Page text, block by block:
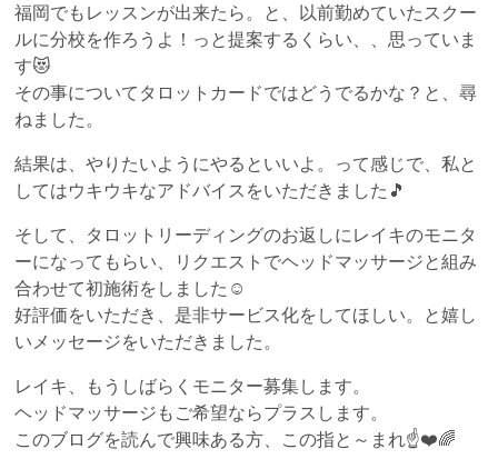
福岡でもレッスンが出来たら。と、以前勤めていたスクー
ルに分校を作ろうよ！っと提案するくらい、、思っていま
す😻
その事についてタロットカードではどうでるかな？と、尋
ねました。
結果は、やりたいようにやるといいよ。って感じで、私と
してはウキウキなアドバイスをいただきました🎵
そして、タロットリーディングのお返しにレイキのモニタ
ーになってもらい、リクエストでヘッドマッサージと組み
合わせて初施術をしました☺️
好評価をいただき、是非サービス化をしてほしい。と嬉し
いメッセージをいただきました。
レイキ、もうしばらくモニター募集します。
ヘッドマッサージもご希望ならプラスします。
このブログを読んで興味ある方、この指と～まれ☝️❤️🌈